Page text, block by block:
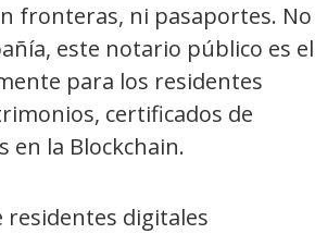
fronteras, ni pasaportes. No
este notario público es el
para los residentes
certificados de
en la Blockchain.
residentes digitales